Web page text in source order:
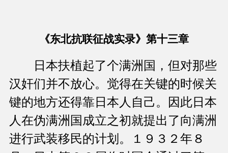
《东北抗联征战实录》第十三章
日本扶植起了个满洲国，但对那些
汉奸们并不放心。觉得在关键的时候关
键的地方还得靠日本人自己。因此日本
人在伪满洲国成立之初就提出了向满洲
进行武装移民的计划。１９３２年８